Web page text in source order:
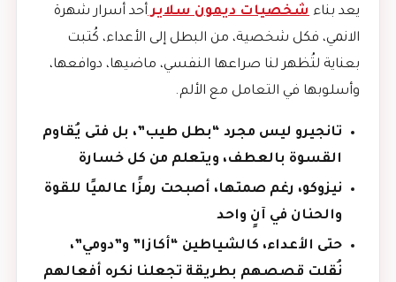
يعد بناء شخصيات ديمون سلايرأحد أسرار شهرة
الانمي، فكل شخصية، من البطل إلى الأعداء، كُتبت
بعناية لتُظهر لنا صراعها النفسي، ماضيها، دوافعها،
وأسلوبها في التعامل مع الألم.
تانجيرو ليس مجرد “بطل طيب”، بل فتى يُقاوم
القسوة بالعطف، ويتعلم من كل خسارة
نيزوكو، رغم صمتها، أصبحت رمزًا عالميًا للقوة
والحنان في آنٍ واحد
حتى الأعداء، كالشياطين “أكازا” و”دومي”،
نُقلت قصصهم بطريقة تجعلنا نكره أفعالهم